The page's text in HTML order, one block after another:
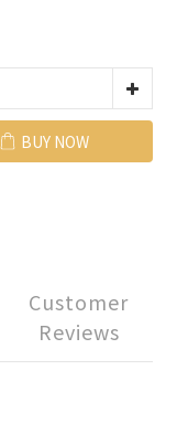
BUY NOW
Customer
Reviews